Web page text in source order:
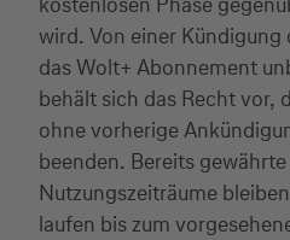
wird. Von einer
das Wolt+ Abonnement
behält sich das Recht vor,
ohne vorherige
beenden. Bereits
Nutzungszeiträume
laufen bis zum